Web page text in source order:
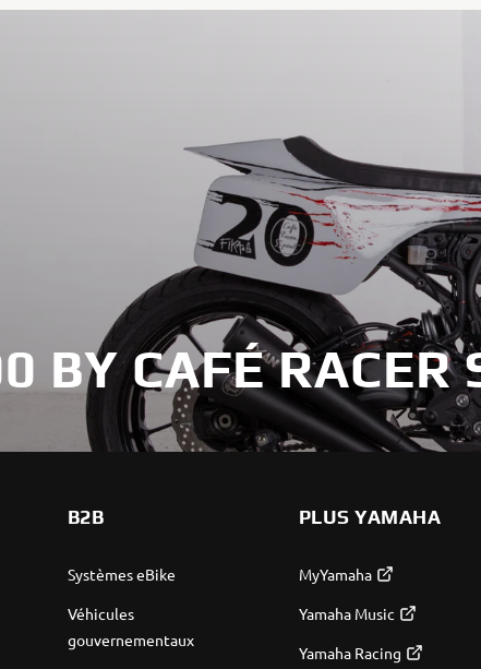
BY CAFÉ RACER
B2B
Systèmes eBike
Véhicules
gouvernementaux
PLUS YAMAHA
MyYamaha
Yamaha Music
Yamaha Racing